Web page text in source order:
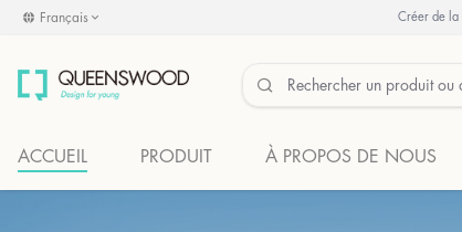
Français Créer de la
ACCUEIL PRODUIT À PROPOS DE NOUS